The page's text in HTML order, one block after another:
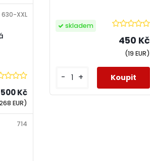
630-XXL
Kč
EUR)
714
450 Kč
(19 EUR)
- +
skladem